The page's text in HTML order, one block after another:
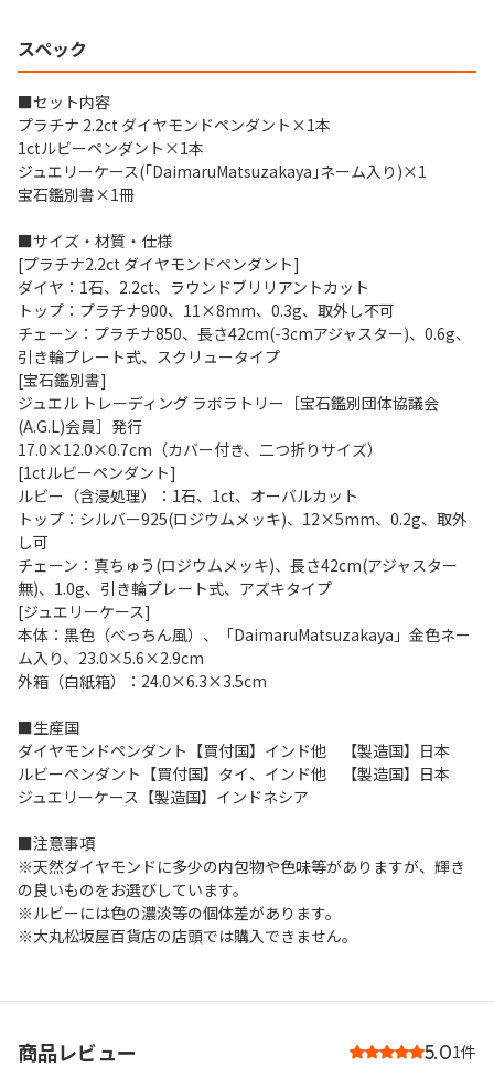
スペック
■セット内容
プラチナ 2.2ct ダイヤモンドペンダント×1本
1ctルビーペンダント×1本
ジュエリーケース(｢DaimaruMatsuzakaya｣ネーム入り)×1
宝石鑑別書×1冊
■サイズ・材質・仕様
[プラチナ2.2ct ダイヤモンドペンダント]
ダイヤ：1石、2.2ct、ラウンドブリリアントカット
トップ：プラチナ900、11×8mm、0.3g、取外し不可
チェーン：プラチナ850、長さ42cm(-3cmアジャスター)、0.6g、
引き輪プレート式、スクリュータイプ
[宝石鑑別書]
ジュエル トレーディング ラボラトリー［宝石鑑別団体協議会
(A.G.L)会員］発行
17.0×12.0×0.7cm（カバー付き、二つ折りサイズ）
[1ctルビーペンダント]
ルビー（含浸処理）：1石、1ct、オーバルカット
トップ：シルバー925(ロジウムメッキ)、12×5mm、0.2g、取外
し可
チェーン：真ちゅう(ロジウムメッキ)、長さ42cm(アジャスター
無)、1.0g、引き輪プレート式、アズキタイプ
[ジュエリーケース]
本体：黒色（べっちん風）、「DaimaruMatsuzakaya」金色ネー
ム入り、23.0×5.6×2.9cm
外箱（白紙箱）：24.0×6.3×3.5cm
■生産国
ダイヤモンドペンダント【買付国】インド他 【製造国】日本
ルビーペンダント【買付国】タイ、インド他 【製造国】日本
ジュエリーケース【製造国】インドネシア
■注意事項
※天然ダイヤモンドに多少の内包物や色味等がありますが、輝き
の良いものをお選びしています。
※ルビーには色の濃淡等の個体差があります。
※大丸松坂屋百貨店の店頭では購入できません。
商品レビュー 5.01件